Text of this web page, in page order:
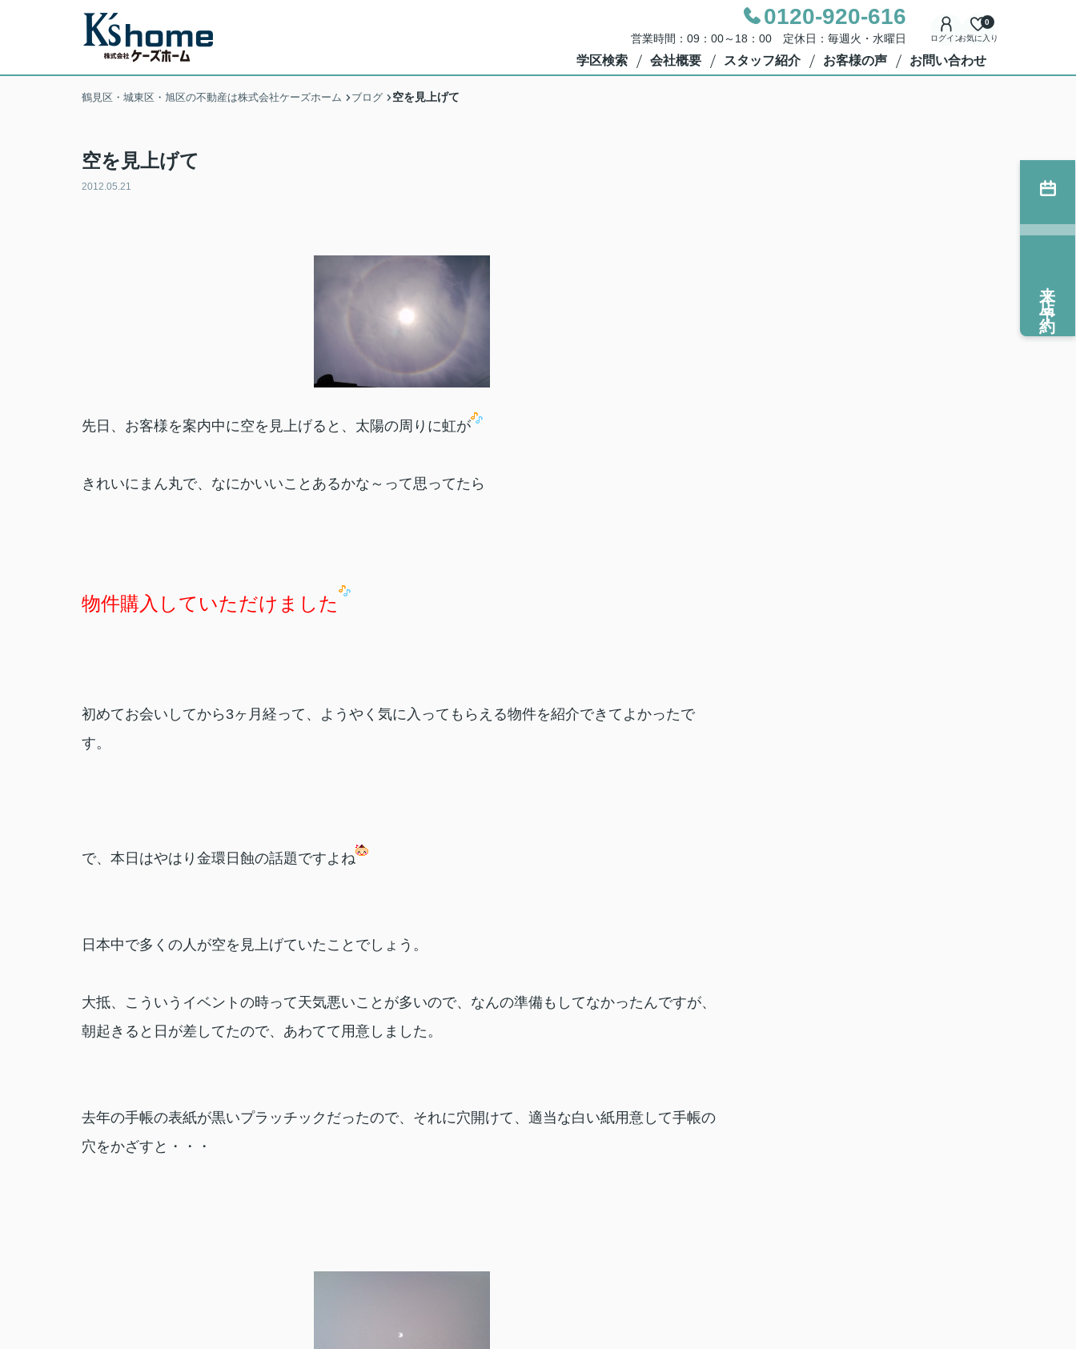
0120-920-616
営業時間：09：00～18：00 定休日：毎週火・水曜日 ログインお気に入り
0
学区検索 会社概要 スタッフ紹介 お客様の声 お問い合わせ
鶴見区・城東区・旭区の不動産は株式会社ケーズホーム ブログ 空を見上げて
空を見上げて
2012.05.21
先日、お客様を案内中に空を見上げると、太陽の周りに虹が
きれいにまん丸で、なにかいいことあるかな～って思ってたら
物件購入していただけました
初めてお会いしてから3ヶ月経って、ようやく気に入ってもらえる物件を紹介できてよかったで
す。
で、本日はやはり金環日蝕の話題ですよね
日本中で多くの人が空を見上げていたことでしょう。
大抵、こういうイベントの時って天気悪いことが多いので、なんの準備もしてなかったんですが、
朝起きると日が差してたので、あわてて用意しました。
去年の手帳の表紙が黒いプラッチックだったので、それに穴開けて、適当な白い紙用意して手帳の
穴をかざすと・・・
来店予約